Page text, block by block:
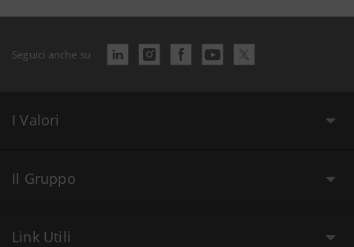
Seguici anche su
I Valori
Il Gruppo
Link Utili